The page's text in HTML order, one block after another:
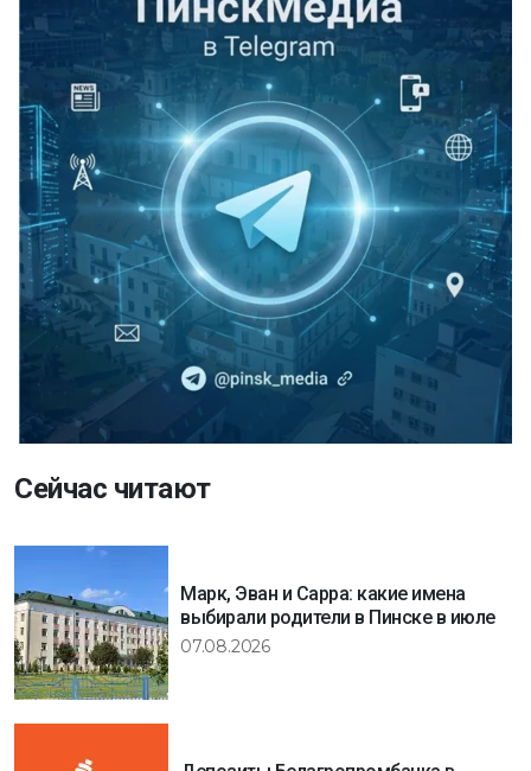
Сейчас читают
Марк, Эван и Сарра: какие имена
выбирали родители в Пинске в июле
07.08.2026